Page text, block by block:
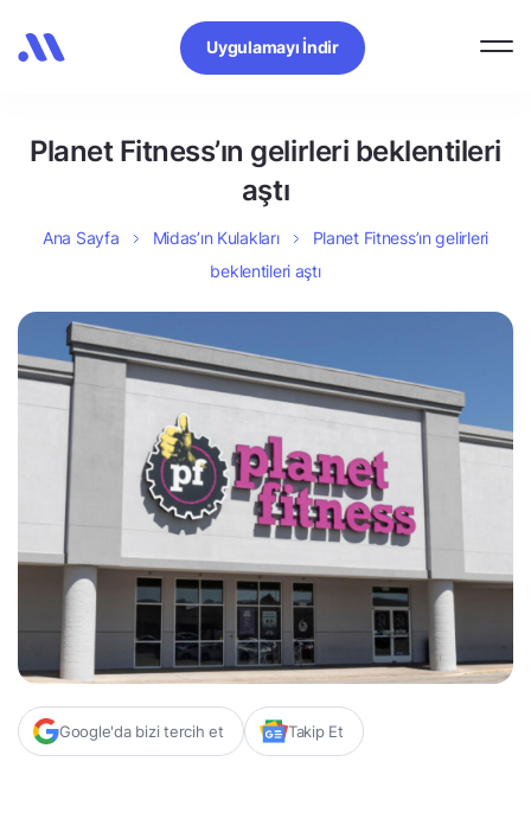
Uygulamayı İndir
Planet Fitness’ın gelirleri beklentileri
aştı
Ana Sayfa Midas’ın Kulakları
Planet Fitness’ın gelirleri
beklentileri aştı
Google'da bizi tercih et Takip Et